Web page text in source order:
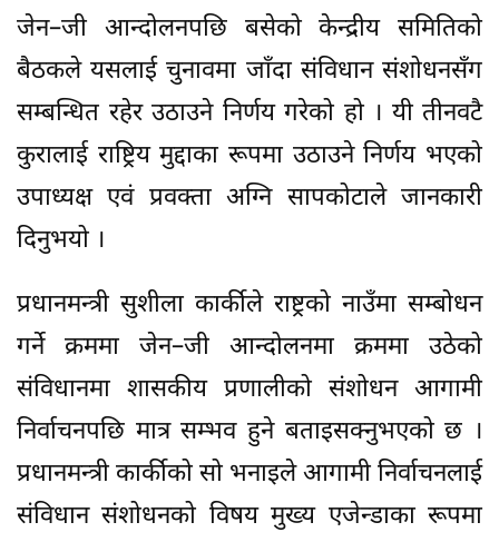
जेन–जी आन्दोलनपछि बसेको केन्द्रीय समितिको
बैठकले यसलाई चुनावमा जाँदा संविधान संशोधनसँग
सम्बन्धित रहेर उठाउने निर्णय गरेको हो । यी तीनवटै
कुरालाई राष्ट्रिय मुद्दाका रूपमा उठाउने निर्णय भएको
उपाध्यक्ष एवं प्रवक्ता अग्नि सापकोटाले जानकारी
दिनुभयो ।
प्रधानमन्त्री सुशीला कार्कीले राष्ट्रको नाउँमा सम्बोधन
गर्ने क्रममा जेन–जी आन्दोलनमा क्रममा उठेको
संविधानमा शासकीय प्रणालीको संशोधन आगामी
निर्वाचनपछि मात्र सम्भव हुने बताइसक्नुभएको छ ।
प्रधानमन्त्री कार्कीको सो भनाइले आगामी निर्वाचनलाई
संविधान संशोधनको विषय मुख्य एजेन्डाका रूपमा